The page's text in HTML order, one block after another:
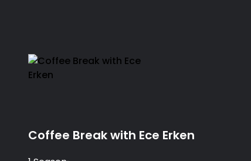
Coffee Break with Ece Erken